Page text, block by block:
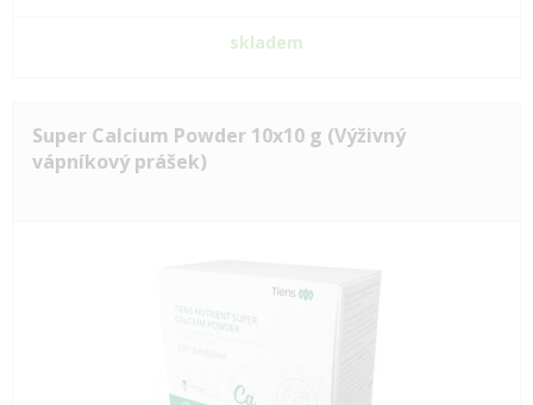
skladem
Super Calcium Powder 10x10 g (Výživný
vápníkový prášek)